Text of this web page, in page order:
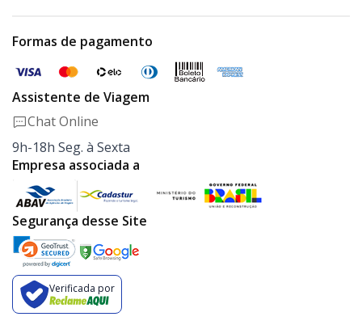
Formas de pagamento
Assistente de Viagem
Chat Online
9h-18h Seg. à Sexta
Empresa associada a
Segurança desse Site
Verificada por